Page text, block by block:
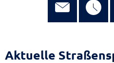
Aktuelle